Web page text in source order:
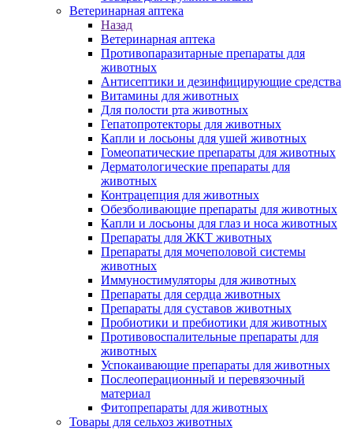
Ветеринарная аптека
Назад
Ветеринарная аптека
Противопаразитарные препараты для
животных
Антисептики и дезинфицирующие средства
Витамины для животных
Для полости рта животных
Гепатопротекторы для животных
Капли и лосьоны для ушей животных
Гомеопатические препараты для животных
Дерматологические препараты для
животных
Контрацепция для животных
Обезболивающие препараты для животных
Капли и лосьоны для глаз и носа животных
Препараты для ЖКТ животных
Препараты для мочеполовой системы
животных
Иммуностимуляторы для животных
Препараты для сердца животных
Препараты для суставов животных
Пробиотики и пребиотики для животных
Противовоспалительные препараты для
животных
Успокаивающие препараты для животных
Послеоперационный и перевязочный
материал
Фитопрепараты для животных
Товары для сельхоз животных